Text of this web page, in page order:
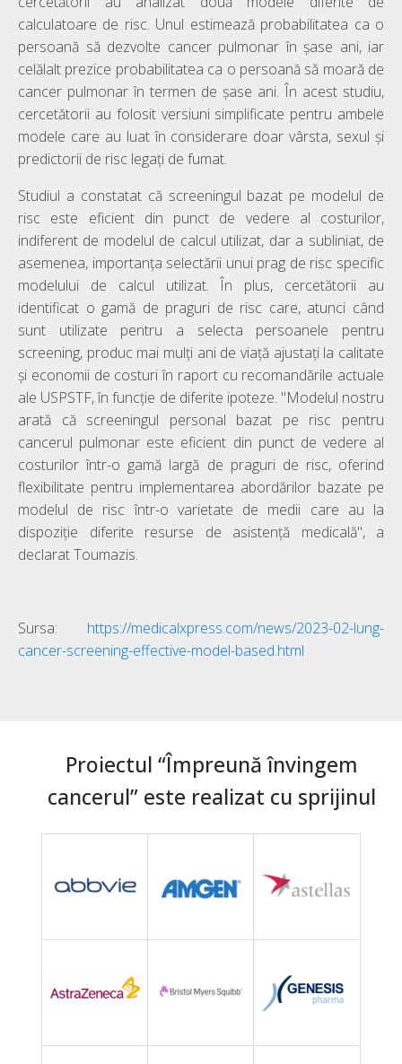
calculatoare de risc. Unul estimează probabilitatea ca o
persoană să dezvolte cancer pulmonar în șase ani, iar
celălalt prezice probabilitatea ca o persoană să moară de
cancer pulmonar în termen de șase ani. În acest studiu,
cercetătorii au folosit versiuni simplificate pentru ambele
modele care au luat în considerare doar vârsta, sexul și
predictorii de risc legați de fumat.
Studiul a constatat că screeningul bazat pe modelul de
risc este eficient din punct de vedere al costurilor,
indiferent de modelul de calcul utilizat, dar a subliniat, de
asemenea, importanța selectării unui prag de risc specific
modelului de calcul utilizat. În plus, cercetătorii au
identificat o gamă de praguri de risc care, atunci când
sunt utilizate pentru a selecta persoanele pentru
screening, produc mai mulți ani de viață ajustați la calitate
și economii de costuri în raport cu recomandările actuale
ale USPSTF, în funcție de diferite ipoteze. "Modelul nostru
arată că screeningul personal bazat pe risc pentru
cancerul pulmonar este eficient din punct de vedere al
costurilor într-o gamă largă de praguri de risc, oferind
flexibilitate pentru implementarea abordărilor bazate pe
modelul de risc într-o varietate de medii care au la
dispoziție diferite resurse de asistență medicală", a
declarat Toumazis.
Sursa: https://medicalxpress.com/news/2023-02-lung-
cancer-screening-effective-model-based.html
Proiectul “Împreună învingem
cancerul” este realizat cu sprijinul